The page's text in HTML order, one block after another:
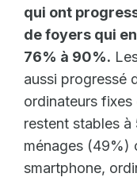
qui ont
de foyers qui
76% à 90%.
aussi progressé
ordinateurs
restent stables
ménages (49%)
smartphone,